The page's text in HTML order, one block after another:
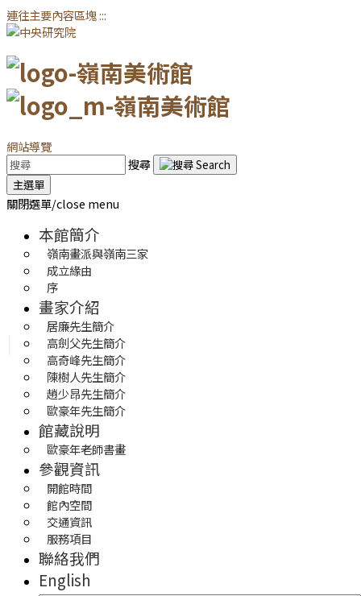
連往主要內容區塊:::
網站導覽
搜尋
主選單
關閉選單/close menu
本館簡介
嶺南畫派與嶺南三家
成立緣由
序
畫家介紹
居廉先生簡介
高劍父先生簡介
高奇峰先生簡介
陳樹人先生簡介
趙少昂先生簡介
歐豪年先生簡介
館藏說明
歐豪年老師書畫
參觀資訊
開館時間
館內空間
交通資訊
服務項目
聯絡我們
English